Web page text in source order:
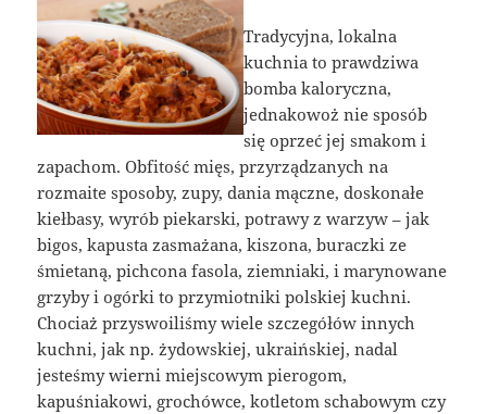
Tradycyjna, lokalna
kuchnia to prawdziwa
bomba kaloryczna,
jednakowoż nie sposób
się oprzeć jej smakom i
zapachom. Obfitość mięs, przyrządzanych na
rozmaite sposoby, zupy, dania mączne, doskonałe
kiełbasy, wyrób piekarski, potrawy z warzyw – jak
bigos, kapusta zasmażana, kiszona, buraczki ze
śmietaną, pichcona fasola, ziemniaki, i marynowane
grzyby i ogórki to przymiotniki polskiej kuchni.
Chociaż przyswoiliśmy wiele szczegółów innych
kuchni, jak np. żydowskiej, ukraińskiej, nadal
jesteśmy wierni miejscowym pierogom,
kapuśniakowi, grochówce, kotletom schabowym czy